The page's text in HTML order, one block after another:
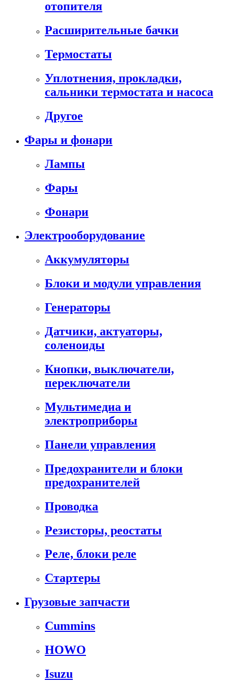
отопителя
Расширительные бачки
Термостаты
Уплотнения, прокладки,
сальники термостата и насоса
Другое
Фары и фонари
Лампы
Фары
Фонари
Электрооборудование
Аккумуляторы
Блоки и модули управления
Генераторы
Датчики, актуаторы,
соленоиды
Кнопки, выключатели,
переключатели
Мультимедиа и
электроприборы
Панели управления
Предохранители и блоки
предохранителей
Проводка
Резисторы, реостаты
Реле, блоки реле
Стартеры
Грузовые запчасти
Cummins
HOWO
Isuzu